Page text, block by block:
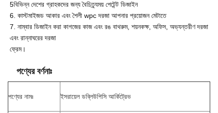
5বিভিন্ন দেশের গ্রাহকদের জন্য বৈচিত্র্যময় পেটেন্ট ডিজাইন
6. কাস্টমাইজড আকার এবং শৈলী wpc দরজা আপনার প্রয়োজন মেটাতে
7. নাম্বার ডিজাইন করা কাগজের কাজ এবং রঙ বাথরুম, শয়নকক্ষ, অফিস, অভ্যন্তরীণ দরজা
এবং রান্নাঘরের দরজা
ফ্রেম।
পণ্যের বর্ণনাঃ
পণ্যের নামঃ ইসরায়েল ডব্লিউপিসি আর্কিট্রেভ